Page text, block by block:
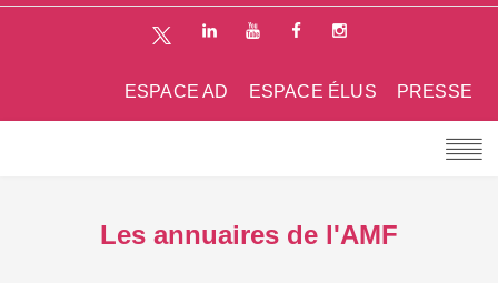
PRESSE
ESPACE ÉLUS
ESPACE AD
Les annuaires de l'AMF